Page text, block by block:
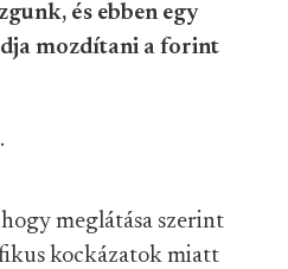
és ebben egy
mozdítani a forint
meglátása szerint
kockázatok miatt